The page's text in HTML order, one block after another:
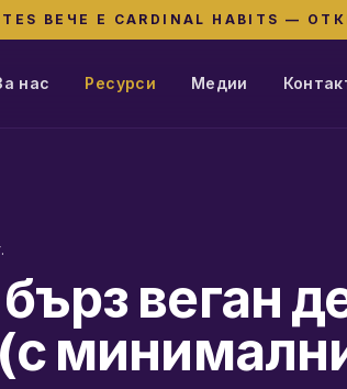
ВЕЧЕ Е CARDINAL HABITS —
нас Ресурси Медии
веган